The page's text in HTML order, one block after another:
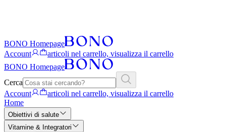
BONO Homepage
Account
articoli nel carrello, visualizza il carrello
BONO Homepage
Cerca
Account
articoli nel carrello, visualizza il carrello
Home
Obiettivi di salute
Vitamine & Integratori